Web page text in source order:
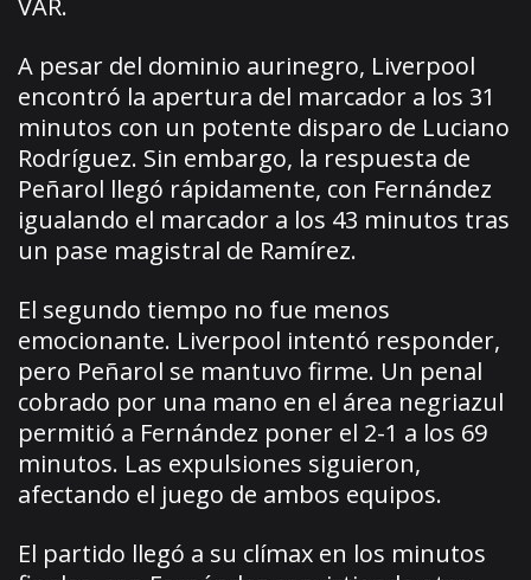
VAR.
A pesar del dominio aurinegro, Liverpool
encontró la apertura del marcador a los 31
minutos con un potente disparo de Luciano
Rodríguez. Sin embargo, la respuesta de
Peñarol llegó rápidamente, con Fernández
igualando el marcador a los 43 minutos tras
un pase magistral de Ramírez.
El segundo tiempo no fue menos
emocionante. Liverpool intentó responder,
pero Peñarol se mantuvo firme. Un penal
cobrado por una mano en el área negriazul
permitió a Fernández poner el 2-1 a los 69
minutos. Las expulsiones siguieron,
afectando el juego de ambos equipos.
El partido llegó a su clímax en los minutos